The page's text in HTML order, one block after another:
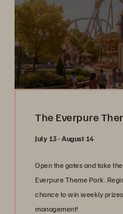
The Everpure
July 13 - August 14
Open the gates and take
Everpure Theme Park.
chance to win weekly
management!